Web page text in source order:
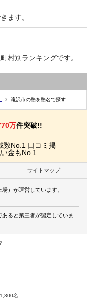
ます。
村別ランキングです。
滝沢市の塾を塾名で探す
万件突破!!
サイトマップ
）が運営しています。
ると第三者が認定していま
名